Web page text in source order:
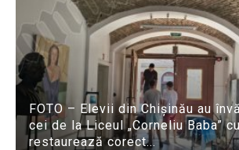
FOTO – Elevii din Chișinău au
cei de la Liceul „Corneliu Baba”
restaurează corect...